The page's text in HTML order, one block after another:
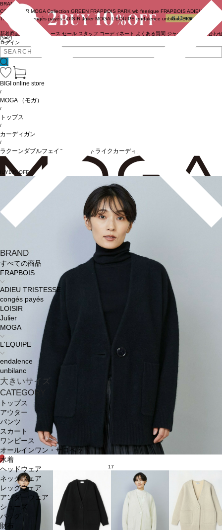
ログイン
BRAND
COUTURIER MOGA Collection GREEN FRAPBOIS PARK wb feerique FRAPBOIS ADIEU
TRISTESSE
congés payés LOISIR Julier MOGA L'EQUIPE endalence unbilanc BIGI online store
新着商品 ニュース セール スタッフ コーディネート よくある質問 ジャーナル お問い合わ
BRAND
すべての商品
FRAPBOIS
ADIEU TRISTESSE
congés payés
LOISIR
Julier
MOGA
L'EQUIPE
endalence
unbilanc
大きいサイズ
CATEGORY
トップス
アウター
パンツ
スカート
ワンピース
オールインワン・サロペット
水着
ヘッドウェア
ネックウェア
レッグウェア
アンダーウェア
シューズ
バッグ
財布
BIGI online store
/
MOGA （モガ）
/
トップス
/
カーディガン
/
ラクーンダブルフェイスジャケットライクカーディガン
17